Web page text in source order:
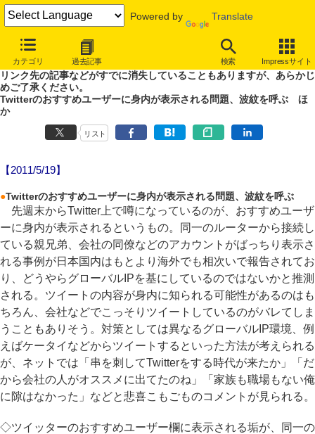
Powered by Translate
カテゴリ 過去記事 検索 Impressサイト
やじうまWatch
噂あり、未確認情報ありのやじうまWatch。
リンク先の記事などがすでに消失していることもありますが、あらかじ
めご了承ください。
Twitterのおすすめユーザーに身内が表示される問題、波紋を呼ぶ ほ
か
リスト
【2011/5/19】
●Twitterのおすすめユーザーに身内が表示される問題、波紋を呼ぶ
先週末からTwitter上で噂になっているのが、おすすめユーザ
ーに身内が表示されるというもの。同一のルーターから接続し
ている親兄弟、会社の同僚などのアカウントがばっちり表示さ
れる事例が日本国内はもとより海外でも相次いで報告されてお
り、どうやらグローバルIPを基にしているのではないかと推測
される。ツイートの内容が身内に知られる可能性があるのはも
ちろん、会社などでこっそりツイートしているのがバレてしま
うこともありそう。対策としては異なるグローバルIP環境、例
えばケータイなどからツイートするといった方法が考えられる
が、ネットでは「串を刺してTwitterをする時代が来たか」「だ
から会社の人がオススメに出てたのね」「家族も職場もない俺
に隙はなかった」などと悲喜こもごものコメントが見られる。
◇ツイッターのおすすめユーザー欄に表示される垢が、同一の